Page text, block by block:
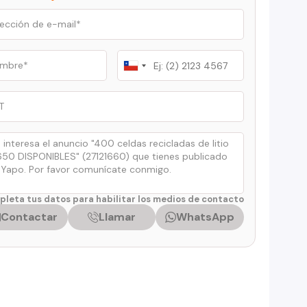
Chile
+56
tus datos para habilitar los medios de contacto
Contactar Llamar WhatsApp